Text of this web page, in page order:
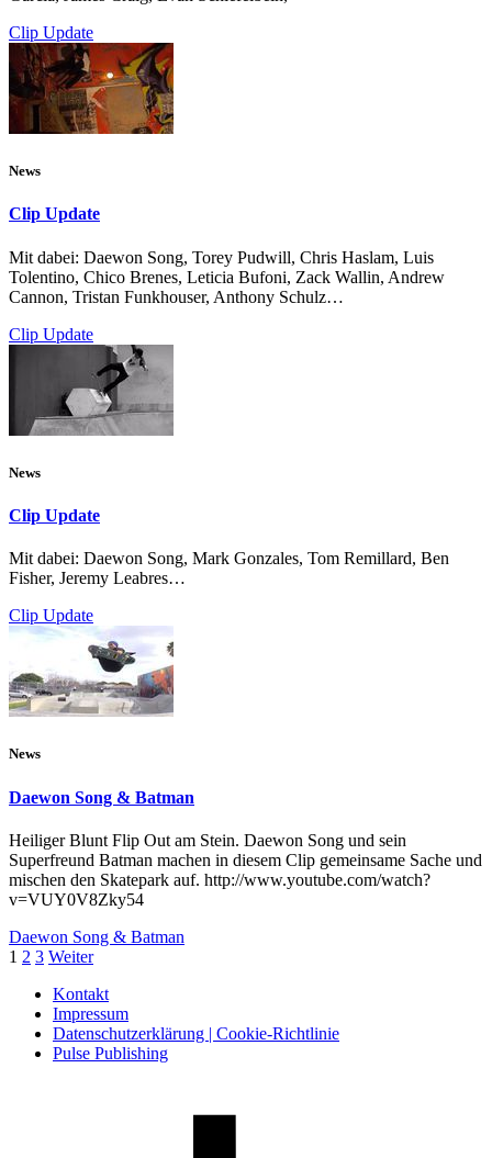
Clip Update
News
Clip Update
Mit dabei: Daewon Song, Torey Pudwill, Chris Haslam, Luis
Tolentino, Chico Brenes, Leticia Bufoni, Zack Wallin, Andrew
Cannon, Tristan Funkhouser, Anthony Schulz…
Clip Update
News
Clip Update
Mit dabei: Daewon Song, Mark Gonzales, Tom Remillard, Ben
Fisher, Jeremy Leabres…
Clip Update
News
Daewon Song & Batman
Heiliger Blunt Flip Out am Stein. Daewon Song und sein
Superfreund Batman machen in diesem Clip gemeinsame Sache und
mischen den Skatepark auf. http://www.youtube.com/watch?
v=VUY0V8Zky54
Daewon Song & Batman
1 2 3 Weiter
Kontakt
Impressum
Datenschutzerklärung | Cookie-Richtlinie
Pulse Publishing